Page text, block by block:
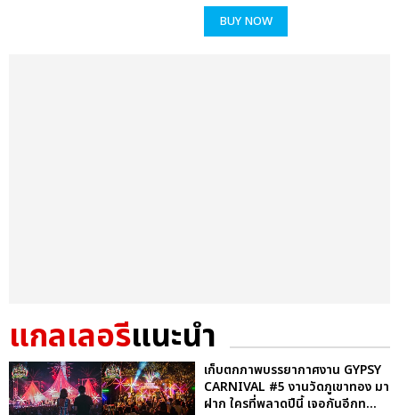
BUY NOW
แกลเลอรีแนะนำ
เก็บตกภาพบรรยากาศงาน GYPSY
CARNIVAL #5 งานวัดภูเขาทอง มา
ฝาก ใครที่พลาดปีนี้ เจอกันอีกท...